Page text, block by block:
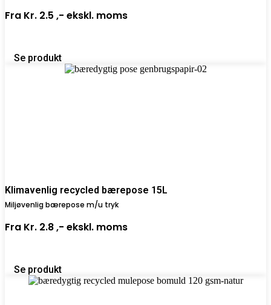
Fra Kr. 2.5 ,- ekskl. moms
Se produkt
Klimavenlig recycled bærepose 15L
Miljøvenlig bærepose m/u tryk
Fra Kr. 2.8 ,- ekskl. moms
Se produkt